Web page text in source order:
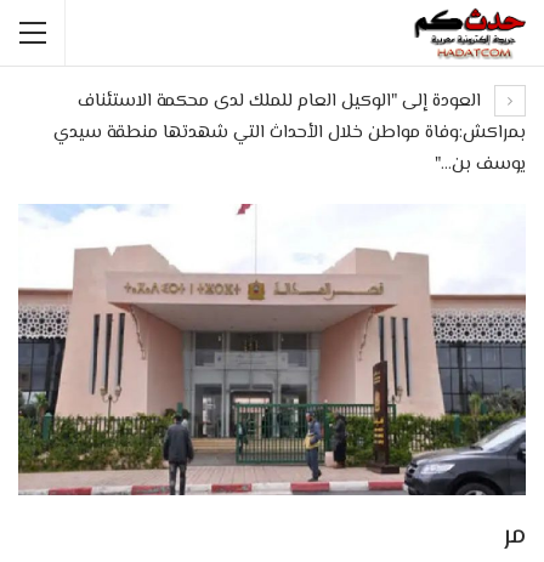
العودة إلى "الوكيل العام للملك لدى محكمة الاستئناف
بمراكش:وفاة مواطن خلال الأحداث التي شهدتها منطقة سيدي
يوسف بن…"
مر